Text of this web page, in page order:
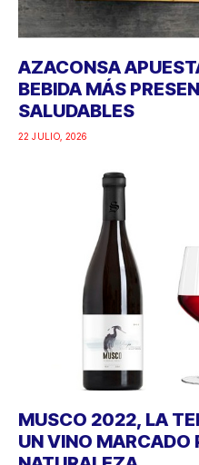
AZACONSA
BEBIDA MÁS
SALUDABLES
22 JULIO, 2026
MUSCO 2022, LA
UN VINO MARCADO